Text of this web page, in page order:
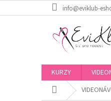
na
info@eviklub-
KURZY
Domů